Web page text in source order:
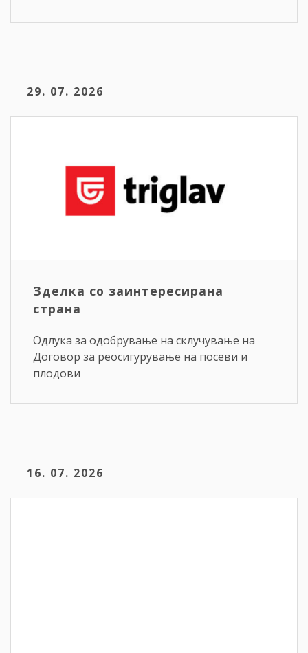
29. 07. 2026
Зделка со заинтересирана
страна
Одлука за одобрување на склучување на
Договор за реосигурување на посеви и
плодови
16. 07. 2026